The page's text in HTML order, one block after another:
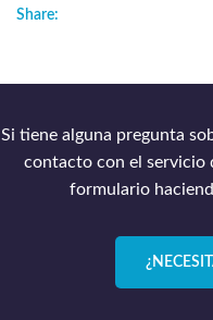
Share:
Si tiene alguna pregunta
contacto con el servicio
formulario